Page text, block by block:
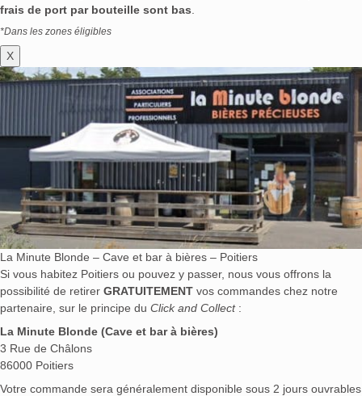
frais de port par bouteille sont bas
*Dans les zones éligibles
X
La Minute Blonde – Cave et bar à bières – Poitiers
Si vous habitez Poitiers ou pouvez y passer, nous vous offrons la
possibilité de retirer GRATUITEMENT vos commandes chez notre
partenaire, sur le principe du Click and Collect:
La Minute Blonde (Cave et bar à bières)
3 Rue de Châlons
86000 Poitiers
Votre commande sera généralement disponible sous 2 jours ouvrables